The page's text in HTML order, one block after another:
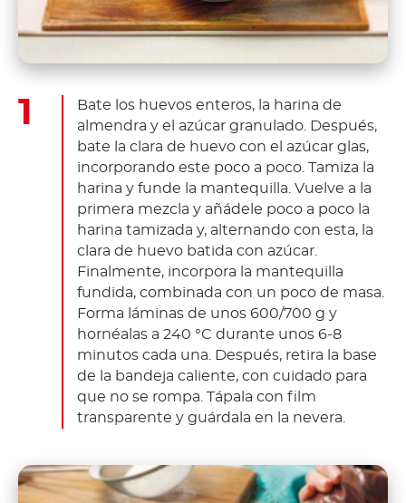
Bate los huevos enteros, la harina de
almendra y el azúcar granulado. Después,
bate la clara de huevo con el azúcar glas,
incorporando este poco a poco. Tamiza la
harina y funde la mantequilla. Vuelve a la
primera mezcla y añádele poco a poco la
harina tamizada y, alternando con esta, la
clara de huevo batida con azúcar.
Finalmente, incorpora la mantequilla
fundida, combinada con un poco de masa.
Forma láminas de unos 600/700 g y
hornéalas a 240 °C durante unos 6-8
minutos cada una. Después, retira la base
de la bandeja caliente, con cuidado para
que no se rompa. Tápala con film
transparente y guárdala en la nevera.